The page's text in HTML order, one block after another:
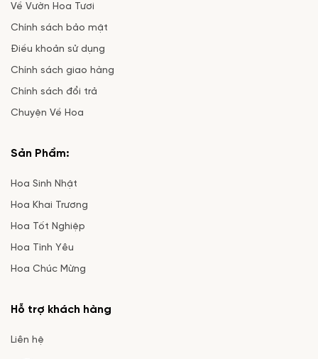
Về Vườn Hoa Tươi
Chính sách bảo mật
Điều khoản sử dụng
Chính sách giao hàng
Chính sách đổi trả
Chuyện Về Hoa
Sản Phẩm:
Hoa Sinh Nhật
Hoa Khai Trương
Hoa Tốt Nghiệp
Hoa Tình Yêu
Hoa Chúc Mừng
Hỗ trợ khách hàng
Liên hệ